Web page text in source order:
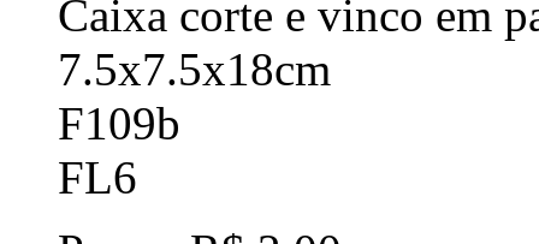
Caixa corte e vinco em
7.5x7.5x18cm
F109b
FL6